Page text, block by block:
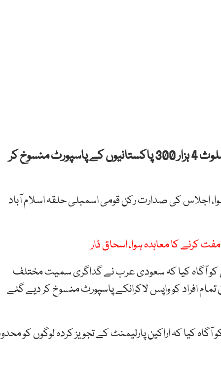
سعودی عرب میں گداگری اور مختلف جرائم میں ملوث 4 ہزار 300 پاکستانیوں کے پاسپورٹ منسوخ کر
اجلاس کی صدارت رکن قومی اسمبلی حلقہ اسلام آباد
کرنے کا معاہدہ ہوا، اسحاق ڈار
کو آگاہ کیا کہ سعودی عرب نے گداگری سمیت مختلف
بھیجی تھی، ان تمام افراد کو واپس لاکرانکے پاسپورٹ منسوخ کر دیے گئے
کیا کہ اراکین پارلیمنٹ کے تجویز کردہ لوگوں کو